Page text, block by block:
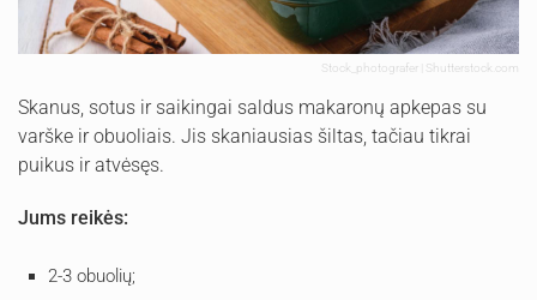
Stock_photografer | Shutterstock.com
Skanus, sotus ir saikingai saldus makaronų apkepas su
varške ir obuoliais. Jis skaniausias šiltas, tačiau tikrai
puikus ir atvėsęs.
Jums reikės:
2-3 obuolių;